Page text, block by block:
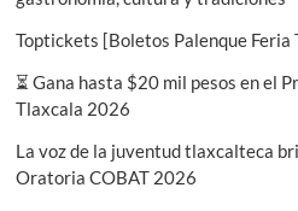
Toptickets [Boletos Palenque
⏳ Gana hasta $20 mil pesos en el
Tlaxcala 2026
La voz de la juventud tlaxcalteca
Oratoria COBAT 2026